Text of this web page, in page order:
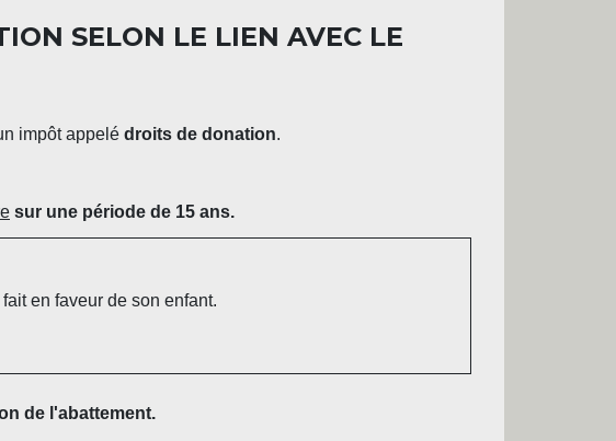
SELON LE LIEN AVEC LE
impôt appelé droits de donation.
sur une période de 15 ans.
en faveur de son enfant.
de l'abattement.